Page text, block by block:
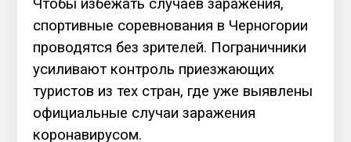
Чтобы избежать случаев заражения,
спортивные соревнования в Черногории
проводятся без зрителей. Пограничники
усиливают контроль приезжающих
туристов из тех стран, где уже выявлены
официальные случаи заражения
коронавирусом.